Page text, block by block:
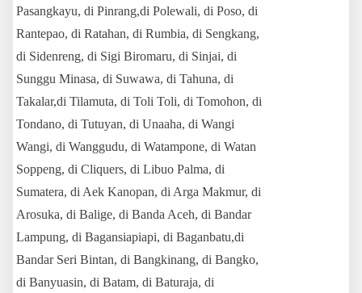
Pasangkayu, di Pinrang,di Polewali, di Poso, di
Rantepao, di Ratahan, di Rumbia, di Sengkang,
di Sidenreng, di Sigi Biromaru, di Sinjai, di
Sunggu Minasa, di Suwawa, di Tahuna, di
Takalar,di Tilamuta, di Toli Toli, di Tomohon, di
Tondano, di Tutuyan, di Unaaha, di Wangi
Wangi, di Wanggudu, di Watampone, di Watan
Soppeng, di Cliquers, di Libuo Palma, di
Sumatera, di Aek Kanopan, di Arga Makmur, di
Arosuka, di Balige, di Banda Aceh, di Bandar
Lampung, di Bagansiapiapi, di Baganbatu,di
Bandar Seri Bintan, di Bangkinang, di Bangko,
di Banyuasin, di Batam, di Baturaja, di